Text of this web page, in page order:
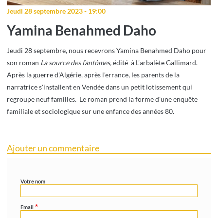
Jeudi 28 septembre 2023 - 19:00
Yamina Benahmed Daho
Jeudi 28 septembre, nous recevrons Yamina Benahmed Daho pour
son roman La source des fantômes,édité à L'arbalète Gallimard.
Après la guerre d'Algérie, après l'errance, les parents de la
narratrice s'installent en Vendée dans un petit lotissement qui
regroupe neuf familles. Le roman prend la forme d'une enquête
familiale et sociologique sur une enfance des années 80.
Ajouter un commentaire
Votre nom
Email